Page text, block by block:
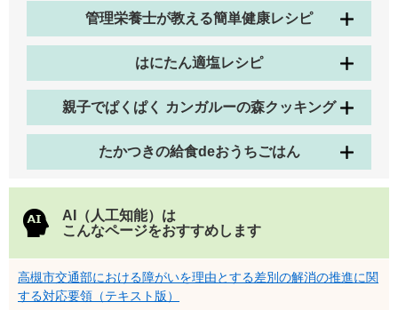
管理栄養士が教える簡単健康レシピ
はにたん適塩レシピ
親子でぱくぱく カンガルーの森クッキング
たかつきの給食deおうちごはん
AI（人工知能）は
こんなページをおすすめします
高槻市交通部における障がいを理由とする差別の解消の推進に関
する対応要領（テキスト版）